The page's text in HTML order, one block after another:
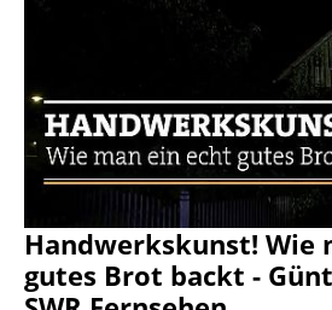
Handwerkskunst! Wie
gutes Brot backt -